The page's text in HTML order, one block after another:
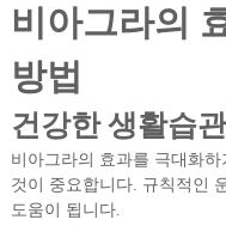
비아그라의
방법
건강한 생활습관
비아그라의 효과를 극대화하
것이 중요합니다. 규칙적인
도움이 됩니다.